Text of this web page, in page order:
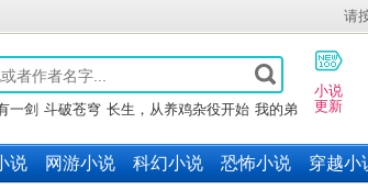
请
一剑 斗破苍穹 长生，从养鸡杂役开始 我的弟
赤心巡天
小说
更新
说 网游小说 科幻小说 恐怖小说 穿越小